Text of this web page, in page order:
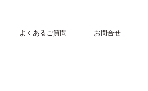
よくあるご質問 お問合せ